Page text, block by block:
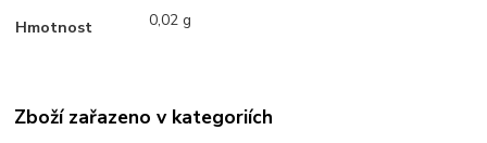
Hmotnost 0,02 g
Zboží zařazeno v kategoriích